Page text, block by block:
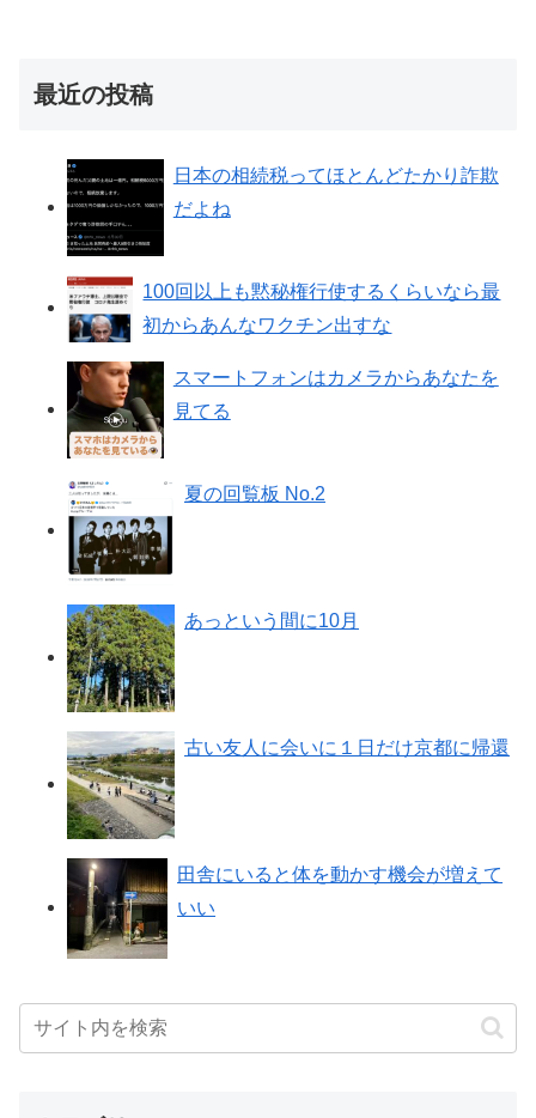
最近の投稿
日本の相続税ってほとんどたかり詐欺
だよね
100回以上も黙秘権行使するくらいなら最
初からあんなワクチン出すな
スマートフォンはカメラからあなたを
見てる
夏の回覧板 No.2
あっという間に10月
古い友人に会いに１日だけ京都に帰還
田舎にいると体を動かす機会が増えて
いい